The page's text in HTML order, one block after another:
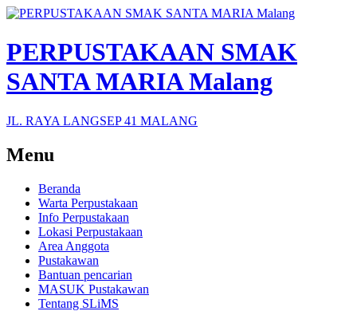
PERPUSTAKAAN SMAK
SANTA MARIA Malang
JL. RAYA LANGSEP 41 MALANG
Menu
Beranda
Warta Perpustakaan
Info Perpustakaan
Lokasi Perpustakaan
Area Anggota
Pustakawan
Bantuan pencarian
MASUK Pustakawan
Tentang SLiMS